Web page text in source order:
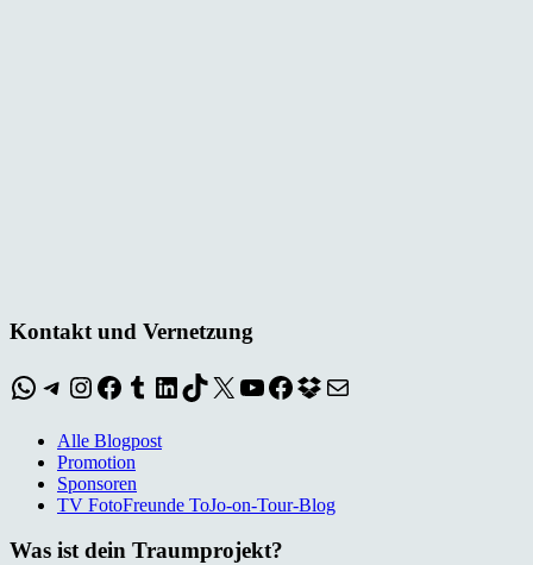
Kontakt und Vernetzung
WhatsApp
Telegram
Instagram
Facebook
Tumblr
LinkedIn
TikTok
X YouTube
Facebook
Dropbox
E-Mail
Alle Blogpost
Promotion
Sponsoren
TV FotoFreunde ToJo-on-Tour-Blog
Was ist dein Traumprojekt?